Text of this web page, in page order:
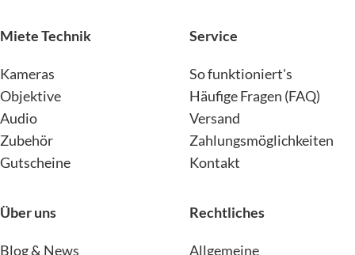
Miete Technik
Kameras
Objektive
Audio
Zubehör
Gutscheine
Service
So funktioniert's
Häufige Fragen (FAQ)
Versand
Zahlungsmöglichkeiten
Kontakt
Über uns
Blog & News
Rechtliches
Allgemeine